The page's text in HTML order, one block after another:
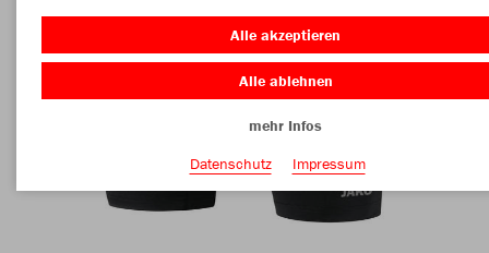
Alle akzeptieren
Alle ablehnen
mehr Infos
Datenschutz
Impressum